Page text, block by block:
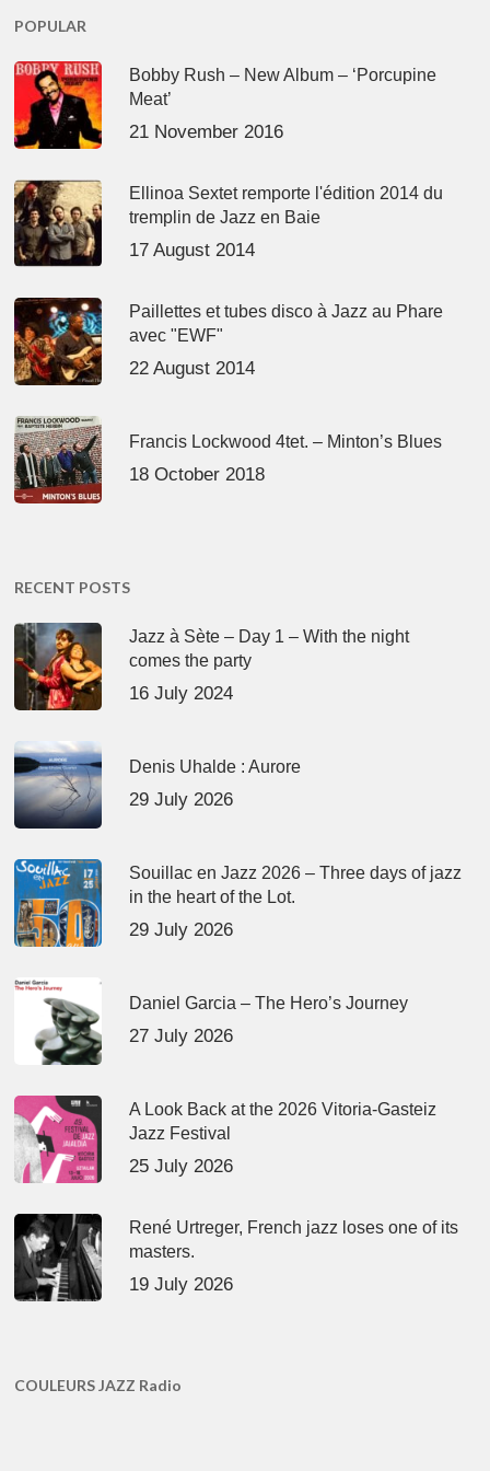
POPULAR
Bobby Rush – New Album – ‘Porcupine
Meat’
21 November 2016
Ellinoa Sextet remporte l'édition 2014 du
tremplin de Jazz en Baie
17 August 2014
Paillettes et tubes disco à Jazz au Phare
avec "EWF"
22 August 2014
Francis Lockwood 4tet. – Minton’s Blues
18 October 2018
RECENT POSTS
Jazz à Sète – Day 1 – With the night
comes the party
16 July 2024
Denis Uhalde : Aurore
29 July 2026
Souillac en Jazz 2026 – Three days of jazz
in the heart of the Lot.
29 July 2026
Daniel Garcia – The Hero’s Journey
27 July 2026
A Look Back at the 2026 Vitoria-Gasteiz
Jazz Festival
25 July 2026
René Urtreger, French jazz loses one of its
masters.
19 July 2026
COULEURS JAZZ Radio